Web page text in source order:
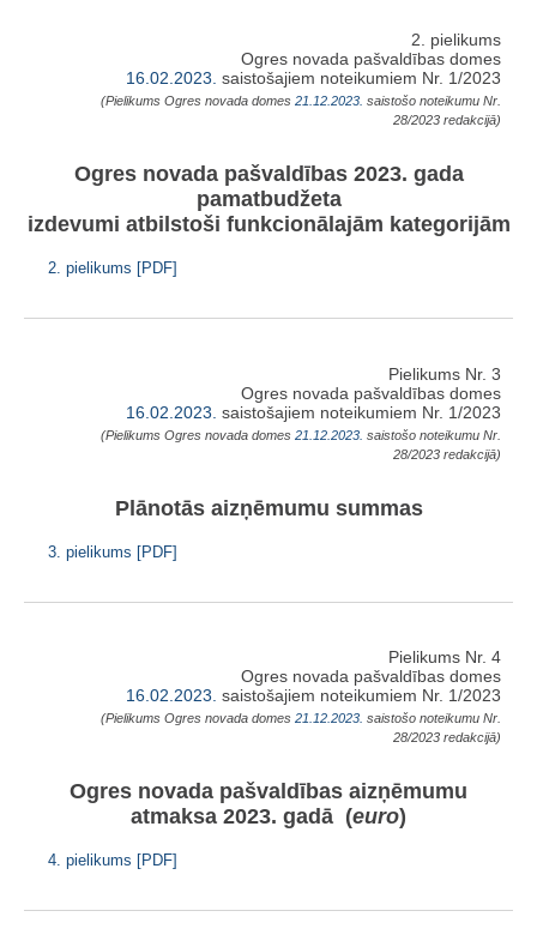
2. pielikums
Ogres novada pašvaldības domes
16.02.2023. saistošajiem noteikumiem Nr. 1/2023
(Pielikums Ogres novada domes 21.12.2023. saistošo noteikumu Nr.
28/2023 redakcijā)
Ogres novada pašvaldības 2023. gada
pamatbudžeta
izdevumi atbilstoši funkcionālajām kategorijām
2. pielikums [PDF]
Pielikums Nr. 3
Ogres novada pašvaldības domes
16.02.2023. saistošajiem noteikumiem Nr. 1/2023
(Pielikums Ogres novada domes 21.12.2023. saistošo noteikumu Nr.
28/2023 redakcijā)
Plānotās aizņēmumu summas
3. pielikums [PDF]
Pielikums Nr. 4
Ogres novada pašvaldības domes
16.02.2023. saistošajiem noteikumiem Nr. 1/2023
(Pielikums Ogres novada domes 21.12.2023. saistošo noteikumu Nr.
28/2023 redakcijā)
Ogres novada pašvaldības aizņēmumu
atmaksa 2023. gadā (euro)
4. pielikums [PDF]